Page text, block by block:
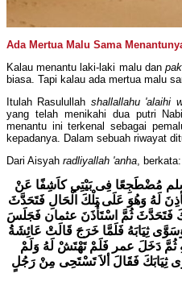
Ada Mertua Malu Sama
Kalau menantu laki-laki malu dan
biasa. Tapi kalau ada mertua malu
Itulah Rasulullah shallallahu 'alaihi
yang telah menikahi dua putri
menantu ini terkenal sebagai
kepadanya. Dalam sebuah riwayat
Dari Aisyah radliyallah 'anha, berkata:
مُضْطَجِعًا فِى بَيْتِي كاَشِفًا عَنْ
لَهُ وَهُوَ عَلَى تِلْكَ الْحَالِ فَتَحَدَّثَ
فَتَحَدَّثَ ثُمَّ اسْتَأْذَنَ عثمان فَجَلَسَ
ثِيَابَهُ فَلَمَّا خَرَجَ قَالَتْ عَائِشَةُ
ثُمَّ دَخَلَ عمر فَلَمْ تَهْتَشْ لَهُ وَلَمْ
ثِيَابَكَ فَقَالَ ألاَ تَسْتَحِى مِنْ رَجُلٍ